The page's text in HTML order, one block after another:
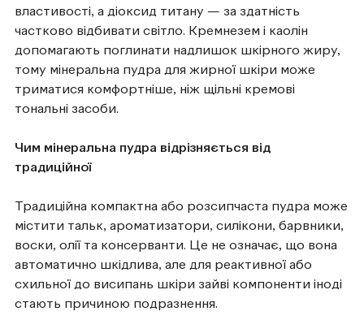
властивості, а діоксид титану — за здатність
частково відбивати світло. Кремнезем і каолін
допомагають поглинати надлишок шкірного жиру,
тому мінеральна пудра для жирної шкіри може
триматися комфортніше, ніж щільні кремові
тональні засоби.
Чим мінеральна пудра відрізняється від
традиційної
Традиційна компактна або розсипчаста пудра може
містити тальк, ароматизатори, силікони, барвники,
воски, олії та консерванти. Це не означає, що вона
автоматично шкідлива, але для реактивної або
схильної до висипань шкіри зайві компоненти іноді
стають причиною подразнення.